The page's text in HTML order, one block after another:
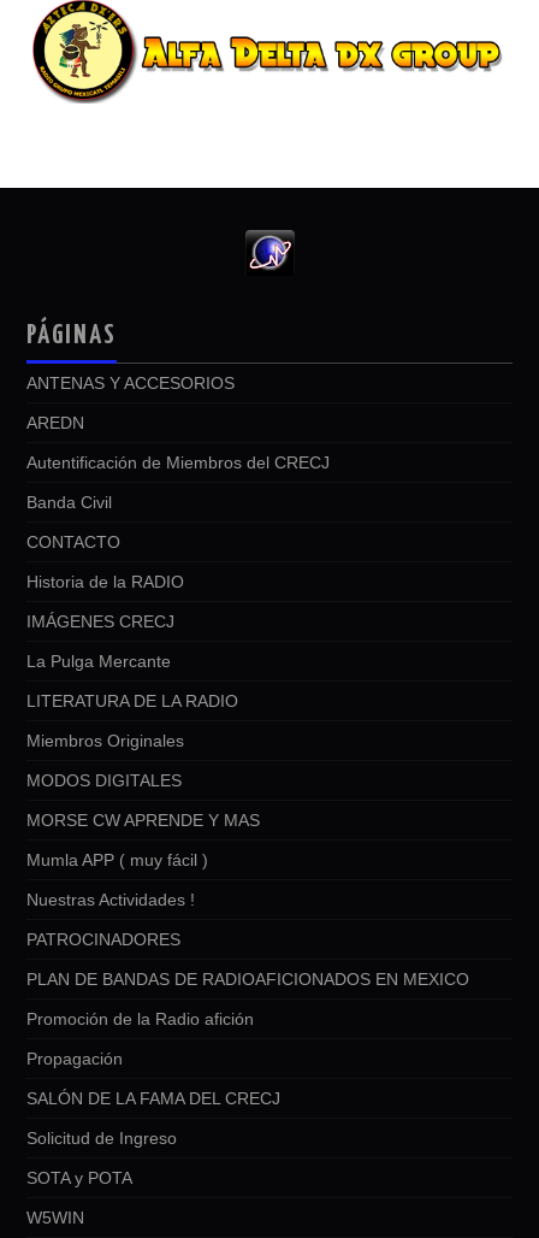
PÁGINAS
ANTENAS Y ACCESORIOS
AREDN
Autentificación de Miembros del CRECJ
Banda Civil
CONTACTO
Historia de la RADIO
IMÁGENES CRECJ
La Pulga Mercante
LITERATURA DE LA RADIO
Miembros Originales
MODOS DIGITALES
MORSE CW APRENDE Y MAS
Mumla APP ( muy fácil )
Nuestras Actividades !
PATROCINADORES
PLAN DE BANDAS DE RADIOAFICIONADOS EN MEXICO
Promoción de la Radio afición
Propagación
SALÓN DE LA FAMA DEL CRECJ
Solicitud de Ingreso
SOTA y POTA
W5WIN